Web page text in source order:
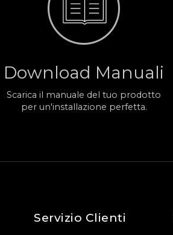
Download Manuali
Scarica il manuale del tuo prodotto
per un'installazione perfetta.
Servizio Clienti